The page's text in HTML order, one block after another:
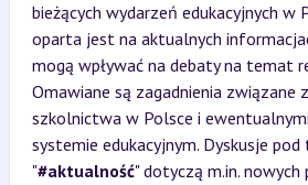
bieżących wydarzeń edukacyjnych w
oparta jest na aktualnych
mogą wpływać na debaty na temat
Omawiane są zagadnienia związane
szkolnictwa w Polsce i
systemie edukacyjnym. Dyskusje pod
"#aktualność" dotyczą m.in. nowych